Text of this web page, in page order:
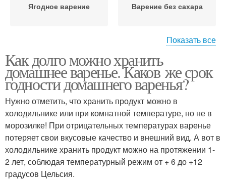
Ягодное варение Варение без сахара
Варение из ягод Варение с эритритом
Цитрусовое варение Варение из клубники
Вишневое варение
Показать все
Как долго можно хранить
домашнее варенье. Каков же срок
годности домашнего варенья?
Нужно отметить, что хранить продукт можно в
холодильнике или при комнатной температуре, но не в
морозилке! При отрицательных температурах варенье
потеряет свои вкусовые качество и внешний вид. А вот в
холодильнике хранить продукт можно на протяжении 1-
2 лет, соблюдая температурный режим от + 6 до +12
градусов Цельсия.